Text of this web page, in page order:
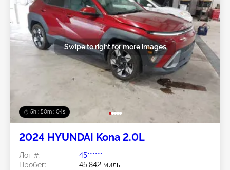
5h : 50m : 01s
Swipe to right for more images
2024 HYUNDAI Kona 2.0L
Лот #:
45******
Пробег:
45,842 миль